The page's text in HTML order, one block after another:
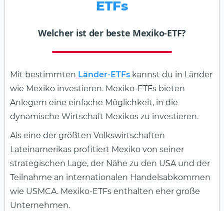
ETFs
Welcher ist der beste Mexiko-ETF?
Mit bestimmten Länder-ETFs kannst du in Länder
wie Mexiko investieren. Mexiko-ETFs bieten
Anlegern eine einfache Möglichkeit, in die
dynamische Wirtschaft Mexikos zu investieren.
Als eine der größten Volkswirtschaften
Lateinamerikas profitiert Mexiko von seiner
strategischen Lage, der Nähe zu den USA und der
Teilnahme an internationalen Handelsabkommen
wie USMCA. Mexiko-ETFs enthalten eher große
Unternehmen.